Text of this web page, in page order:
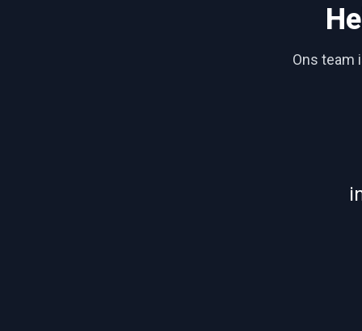
Ons team